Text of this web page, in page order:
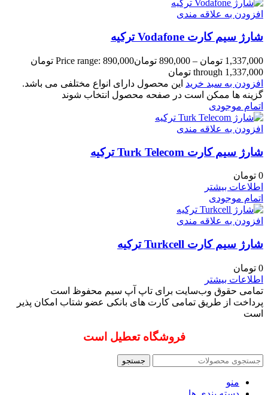
افزودن به علاقه مندی
شارژ سیم کارت Vodafone ترکیه
1,337,000 تومان –
890,000 تومان
Price range: 890,000 تومان
through 1,337,000 تومان
افزودن به سبد خرید این محصول دارای انواع مختلفی می باشد.
گزینه ها ممکن است در صفحه محصول انتخاب شوند
اتمام موجودی
افزودن به علاقه مندی
شارژ سیم کارت Turk Telecom ترکیه
0 تومان
اطلاعات بیشتر
اتمام موجودی
افزودن به علاقه مندی
شارژ سیم کارت Turkcell ترکیه
0 تومان
اطلاعات بیشتر
تمامی حقوق وب‌سایت برای تاپ آپ سیم محفوظ است
پرداخت از طریق تمامی کارت های بانکی عضو شتاب امکان پذیر
است
فروشگاه تعطیل است
جستجو
منو